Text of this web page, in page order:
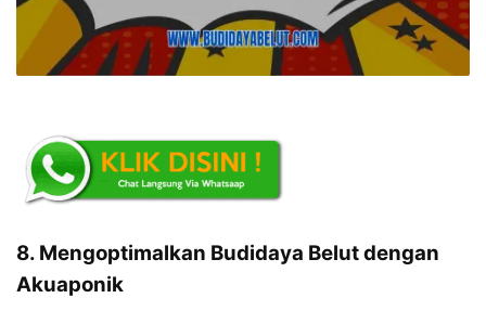
8. Mengoptimalkan Budidaya Belut dengan
Akuaponik